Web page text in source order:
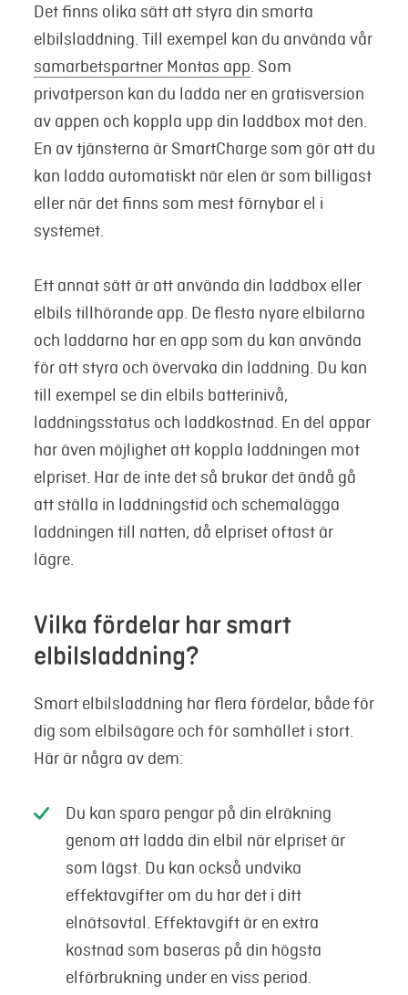
Det finns olika sätt att styra din smarta
elbilsladdning. Till exempel kan du använda vår
samarbetspartner Montas app. Som
privatperson kan du ladda ner en gratisversion
av appen och koppla upp din laddbox mot den.
En av tjänsterna är SmartCharge som gör att du
kan ladda automatiskt när elen är som billigast
eller när det finns som mest förnybar el i
systemet.
Ett annat sätt är att använda din laddbox eller
elbils tillhörande app. De flesta nyare elbilarna
och laddarna har en app som du kan använda
för att styra och övervaka din laddning. Du kan
till exempel se din elbils batterinivå,
laddningsstatus och laddkostnad. En del appar
har även möjlighet att koppla laddningen mot
elpriset. Har de inte det så brukar det ändå gå
att ställa in laddningstid och schemalägga
laddningen till natten, då elpriset oftast är
lägre.
Vilka fördelar har smart
elbilsladdning?
Smart elbilsladdning har flera fördelar, både för
dig som elbilsägare och för samhället i stort.
Här är några av dem:
Du kan spara pengar på din elräkning
genom att ladda din elbil när elpriset är
som lägst. Du kan också undvika
effektavgifter om du har det i ditt
elnätsavtal. Effektavgift är en extra
kostnad som baseras på din högsta
elförbrukning under en viss period.